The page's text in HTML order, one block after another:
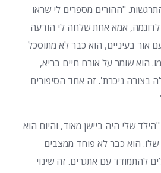
"ההורים מספרים לי שראו
לדוגמה, אמא אחת שלחה לי הודעה
אור בעיניים, הוא כבר לא מתוסכל
הוא שומר על אורח חיים בריא,
בצורה ניכרת'. זה אחד הסיפורים
שלי היה ביישן מאוד, והיום הוא
הוא כבר לא פוחד ממצבים
להתמודד עם אתגרים. זה שינוי